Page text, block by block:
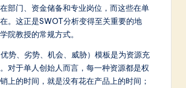
部门、资金储备和专业岗位，而这些在单
。这正是SWOT分析变得至关重要的地
院教授的常规方式。
势、劣势、机会、威胁）模板是为资源充
对于单人创始人而言，每一种资源都是权
上的时间，就是没有花在产品上的时间；